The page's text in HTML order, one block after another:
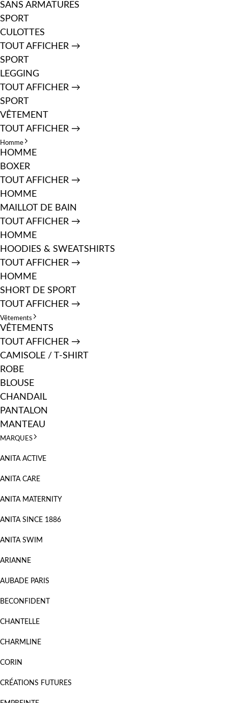
SANS ARMATURES
SPORT
CULOTTES
TOUT AFFICHER →
SPORT
LEGGING
TOUT AFFICHER →
SPORT
VÊTEMENT
TOUT AFFICHER →
Homme
HOMME
BOXER
TOUT AFFICHER →
HOMME
MAILLOT DE BAIN
TOUT AFFICHER →
HOMME
HOODIES & SWEATSHIRTS
TOUT AFFICHER →
HOMME
SHORT DE SPORT
TOUT AFFICHER →
Vêtements
VÊTEMENTS
TOUT AFFICHER →
CAMISOLE / T-SHIRT
ROBE
BLOUSE
CHANDAIL
PANTALON
MANTEAU
MARQUES
ANITA ACTIVE
ANITA CARE
ANITA MATERNITY
ANITA SINCE 1886
ANITA SWIM
ARIANNE
AUBADE PARIS
BECONFIDENT
CHANTELLE
CHARMLINE
CORIN
CRÉATIONS FUTURES